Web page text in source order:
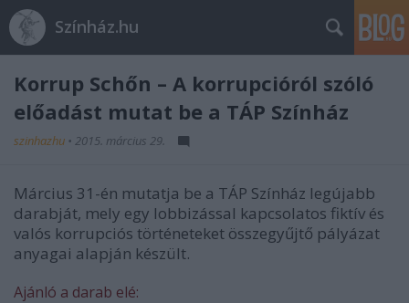
Színház.hu
Korrup Schőn – A korrupcióról szóló
előadást mutat be a TÁP Színház
szinhazhu • 2015. március 29.
Március 31-én mutatja be a TÁP Színház legújabb
darabját, mely egy lobbizással kapcsolatos fiktív és
valós korrupciós történeteket összegyűjtő pályázat
anyagai alapján készült.
Ajánló a darab elé: